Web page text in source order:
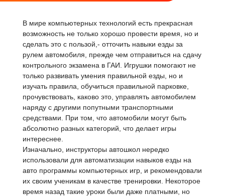
В мире компьютерных технологий есть прекрасная
возможность не только хорошо провести время, но и
сделать это с пользой,- отточить навыки езды за
рулем автомобиля, прежде чем отправиться на сдачу
контрольного экзамена в ГАИ. Игрушки помогают не
только развивать умения правильной езды, но и
изучать правила, обучиться правильной парковке,
прочувствовать, каково это, управлять автомобилем
наряду с другими попутными транспортными
средствами. При том, что автомобили могут быть
абсолютно разных категорий, что делает игры
интереснее.
Изначально, инструкторы автошкол нередко
использовали для автоматизации навыков езды на
авто программы компьютерных игр, и рекомендовали
их своим ученикам в качестве тренировки. Некоторое
время назад такие уроки были даже платными, но